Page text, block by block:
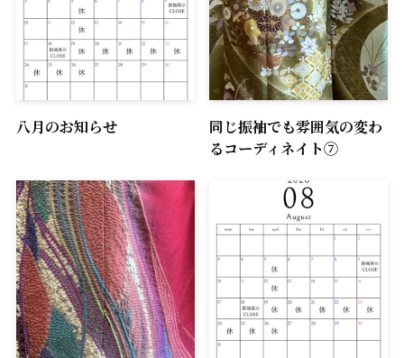
八月のお知らせ
同じ振袖でも雰囲気の変わ
るコーディネイト⑦